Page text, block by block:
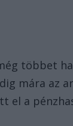
többet
mára az
el a